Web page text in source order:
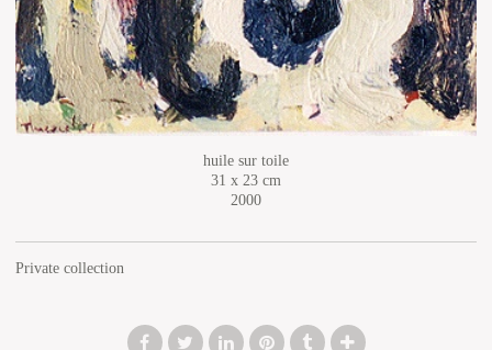
huile sur toile
31 x 23 cm
2000
Private collection